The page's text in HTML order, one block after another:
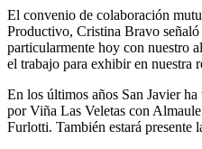
El convenio de colaboración
Productivo, Cristina Bravo
particularmente hoy con nuestro
el trabajo para exhibir en nuestra
En los últimos años San Javier
por Viña Las Veletas con
Furlotti. También estará presente